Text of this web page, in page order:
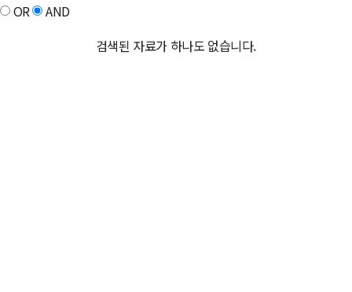
OR
AND
검색된 자료가 하나도 없습니다.